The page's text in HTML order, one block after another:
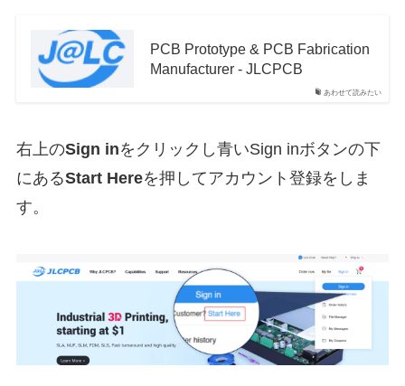
あわせて読みたい
PCB Prototype & PCB Fabrication
Manufacturer - JLCPCB
右上のSign inをクリックし青いSign inボタンの下
にあるStart Hereを押してアカウント登録をしま
す。